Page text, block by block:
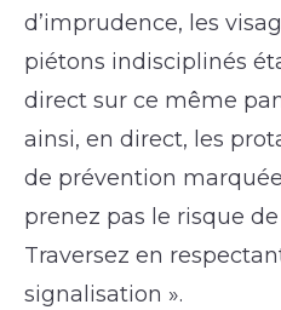
d’imprudence, les
piétons indisciplinés
direct sur ce même
ainsi, en direct, les
de prévention
prenez pas le risque
Traversez en
signalisation ».